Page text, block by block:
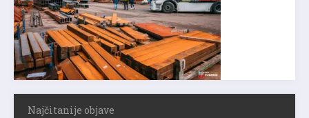
Najčitanije objave